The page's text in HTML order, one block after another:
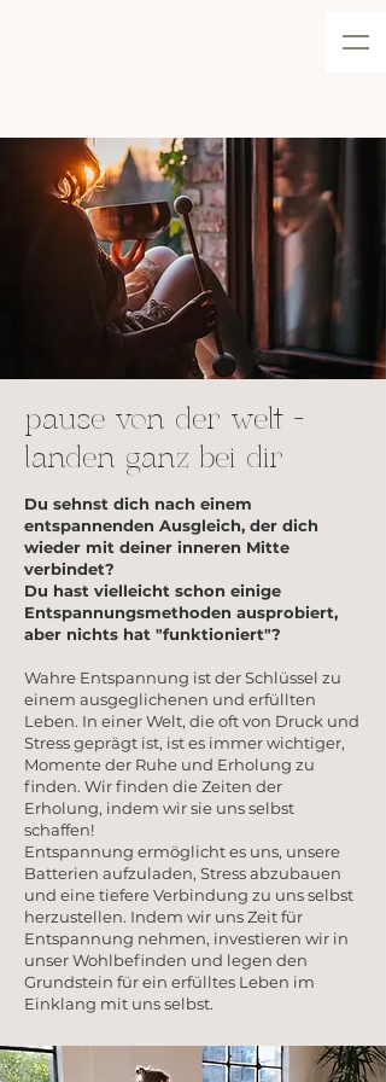
pause von der welt -
landen ganz bei dir
Du sehnst dich nach einem
entspannenden Ausgleich, der dich
wieder mit deiner inneren Mitte
verbindet?
Du hast vielleicht schon einige
Entspannungsmethoden ausprobiert,
aber nichts hat "funktioniert"?
Wahre Entspannung ist der Schlüssel zu
einem ausgeglichenen und erfüllten
Leben. In einer Welt, die oft von Druck und
Stress geprägt ist, ist es immer wichtiger,
Momente der Ruhe und Erholung zu
finden. Wir finden die Zeiten der
Erholung, indem wir sie uns selbst
schaffen!
Entspannung ermöglicht es uns, unsere
Batterien aufzuladen, Stress abzubauen
und eine tiefere Verbindung zu uns selbst
herzustellen. Indem wir uns Zeit für
Entspannung nehmen, investieren wir in
unser Wohlbefinden und legen den
Grundstein für ein erfülltes Leben im
Einklang mit uns selbst.